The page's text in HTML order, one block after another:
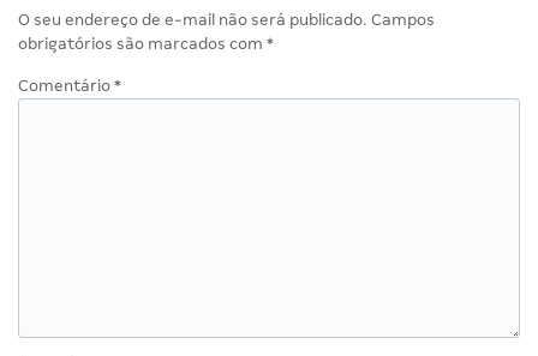
O seu endereço de e-mail não será publicado. Campos
obrigatórios são marcados com *
Comentário *